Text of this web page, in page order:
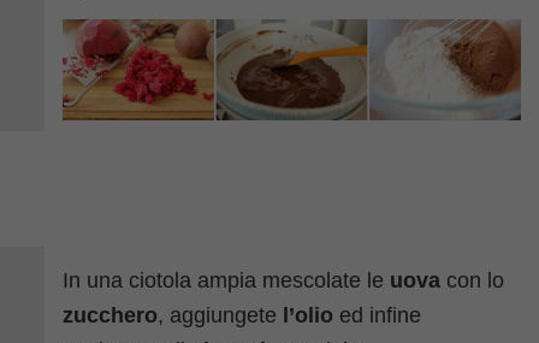
In una ciotola ampia mescolate le uova con lo
zucchero, aggiungete l’olio ed infine